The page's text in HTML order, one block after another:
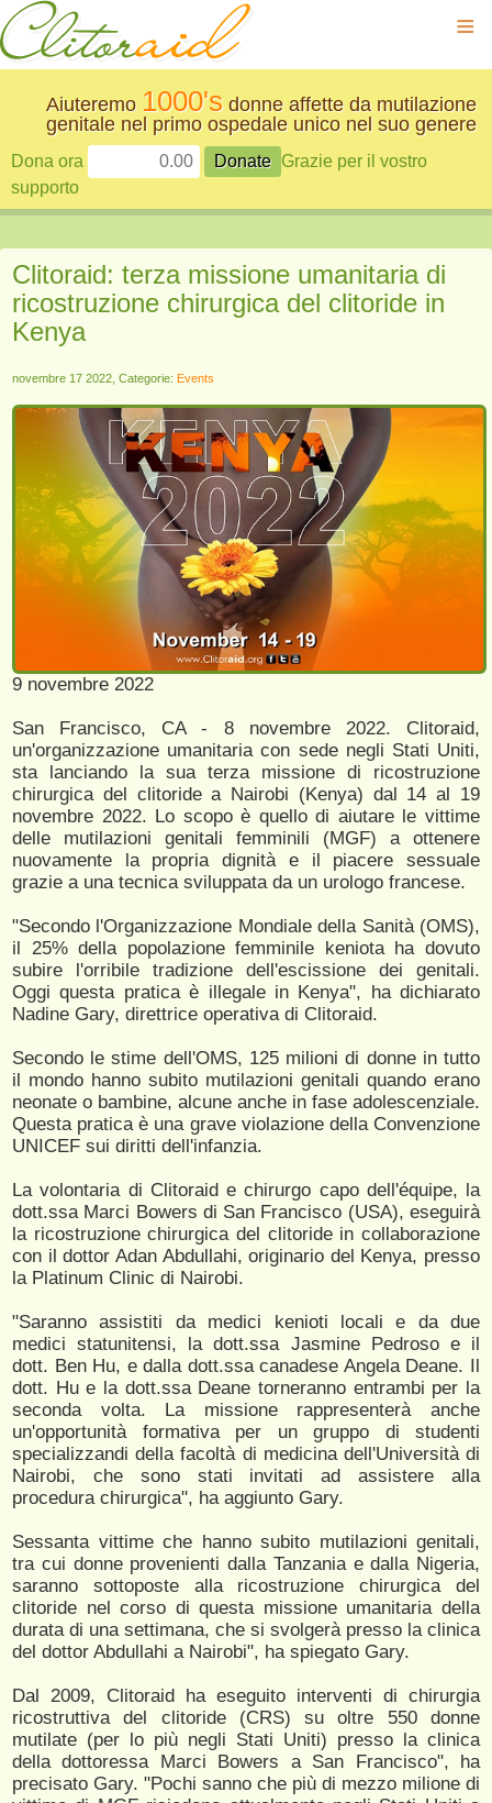
≡
Aiuteremo 1000's donne affette da mutilazione
genitale nel primo ospedale unico nel suo genere
Dona ora
Grazie per il vostro
supporto
Clitoraid: terza missione umanitaria di
ricostruzione chirurgica del clitoride in
Kenya
novembre 17 2022, Categorie: Events
9 novembre 2022
San Francisco, CA - 8 novembre 2022. Clitoraid,
un'organizzazione umanitaria con sede negli Stati Uniti,
sta lanciando la sua terza missione di ricostruzione
chirurgica del clitoride a Nairobi (Kenya) dal 14 al 19
novembre 2022. Lo scopo è quello di aiutare le vittime
delle mutilazioni genitali femminili (MGF) a ottenere
nuovamente la propria dignità e il piacere sessuale
grazie a una tecnica sviluppata da un urologo francese.
"Secondo l'Organizzazione Mondiale della Sanità (OMS),
il 25% della popolazione femminile keniota ha dovuto
subire l'orribile tradizione dell'escissione dei genitali.
Oggi questa pratica è illegale in Kenya", ha dichiarato
Nadine Gary, direttrice operativa di Clitoraid.
Secondo le stime dell'OMS, 125 milioni di donne in tutto
il mondo hanno subito mutilazioni genitali quando erano
neonate o bambine, alcune anche in fase adolescenziale.
Questa pratica è una grave violazione della Convenzione
UNICEF sui diritti dell'infanzia.
La volontaria di Clitoraid e chirurgo capo dell'équipe, la
dott.ssa Marci Bowers di San Francisco (USA), eseguirà
la ricostruzione chirurgica del clitoride in collaborazione
con il dottor Adan Abdullahi, originario del Kenya, presso
la Platinum Clinic di Nairobi.
"Saranno assistiti da medici kenioti locali e da due
medici statunitensi, la dott.ssa Jasmine Pedroso e il
dott. Ben Hu, e dalla dott.ssa canadese Angela Deane. Il
dott. Hu e la dott.ssa Deane torneranno entrambi per la
seconda volta. La missione rappresenterà anche
un'opportunità formativa per un gruppo di studenti
specializzandi della facoltà di medicina dell'Università di
Nairobi, che sono stati invitati ad assistere alla
procedura chirurgica", ha aggiunto Gary.
Sessanta vittime che hanno subito mutilazioni genitali,
tra cui donne provenienti dalla Tanzania e dalla Nigeria,
saranno sottoposte alla ricostruzione chirurgica del
clitoride nel corso di questa missione umanitaria della
durata di una settimana, che si svolgerà presso la clinica
del dottor Abdullahi a Nairobi", ha spiegato Gary.
Dal 2009, Clitoraid ha eseguito interventi di chirurgia
ricostruttiva del clitoride (CRS) su oltre 550 donne
mutilate (per lo più negli Stati Uniti) presso la clinica
della dottoressa Marci Bowers a San Francisco", ha
precisato Gary. "Pochi sanno che più di mezzo milione di